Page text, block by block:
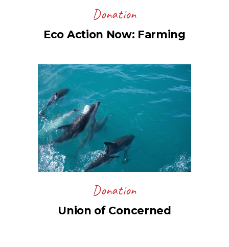
Donation
Eco Action Now: Farming
Donation
Union of Concerned